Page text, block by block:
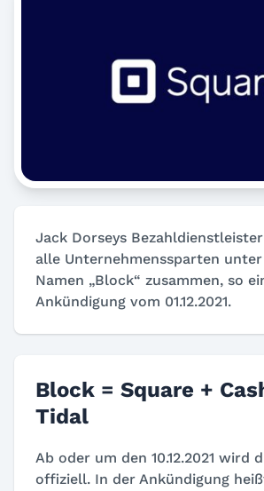
Jack Dorseys
alle Unternehmenssparten
Namen „Block“ zusammen, so
Ankündigung vom 01.12.2021.
Block = Square +
Tidal
Ab oder um den 10.12.2021 wird
offiziell. In der Ankündigung